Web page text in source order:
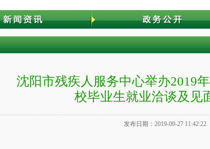
沈阳市残疾人服务中心举办2019
校毕业生就业洽谈及见
发布日期：2019-09-27 11:42:22